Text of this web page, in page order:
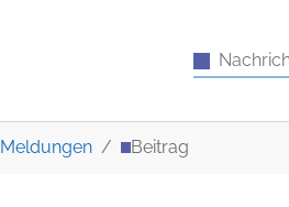
Meldungen Beitrag